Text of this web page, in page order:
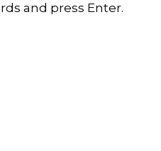
and press Enter.